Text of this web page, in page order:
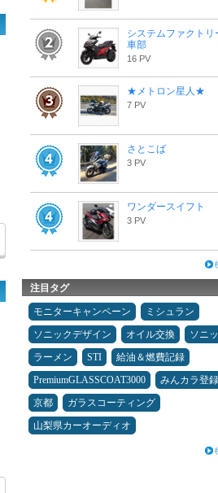
システムファクトリ
車部
16 PV
★メトロン星人★
7 PV
さとこば
3 PV
ワンダースイフト
3 PV
注目タグ
モニターキャンペーン
ミシュラン
ソニックデザイン
オイル交換
ソニ
ラーメン
STI
給油＆燃費記録
PremiumGLASSCOAT3000
みんカラ登
京都
ガラスコーティング
山梨県カーオーディオ